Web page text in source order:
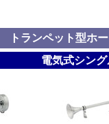
トランペット型ホ
電気式シン